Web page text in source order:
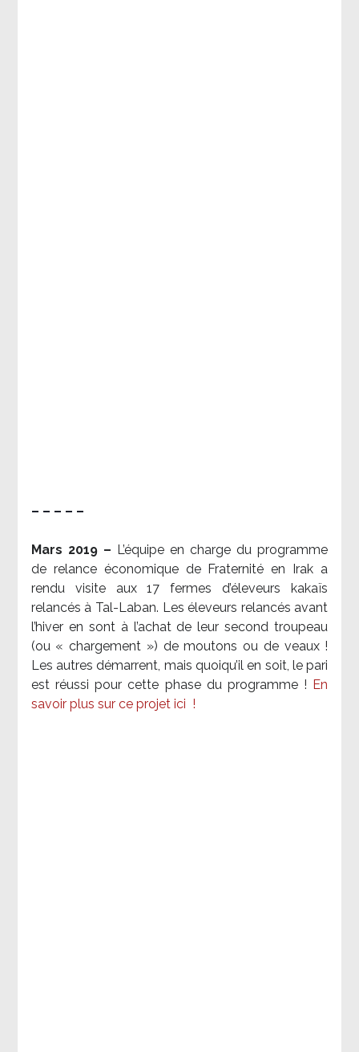
– – – – –
Mars 2019 – L’équipe en charge du programme
de relance économique de Fraternité en Irak a
rendu visite aux 17 fermes d’éleveurs kakaïs
relancés à Tal-Laban. Les éleveurs relancés avant
l’hiver en sont à l’achat de leur second troupeau
(ou « chargement ») de moutons ou de veaux !
Les autres démarrent, mais quoiqu’il en soit, le pari
est réussi pour cette phase du programme ! En
savoir plus sur ce projet ici !